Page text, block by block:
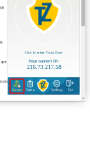
216.73.217.58